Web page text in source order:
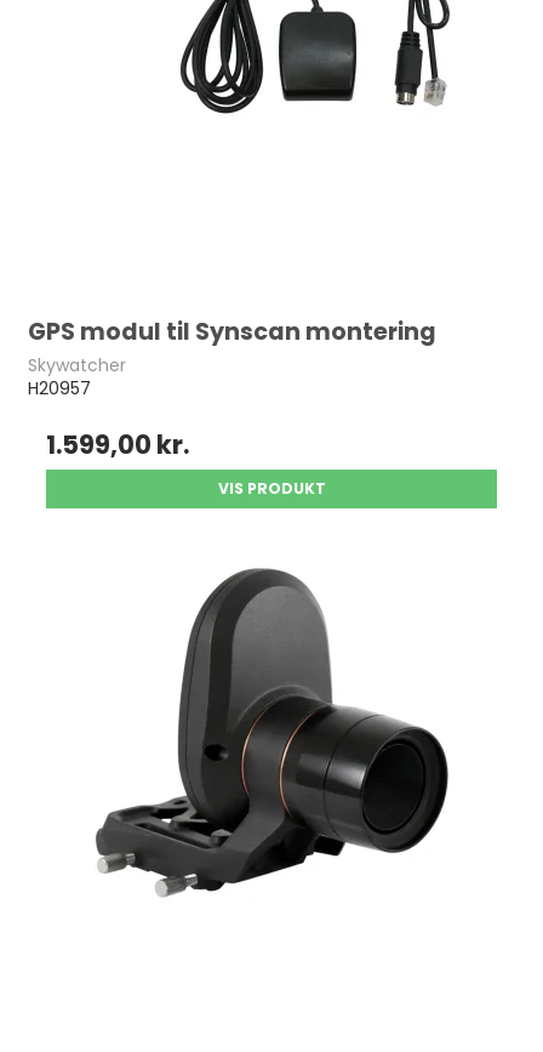
GPS modul til Synscan montering
Skywatcher
H20957
1.599,00 kr.
VIS PRODUKT